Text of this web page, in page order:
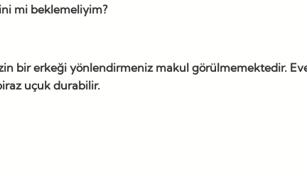
mi beklemeliyim?
bir erkeği yönlendirmeniz makul görülmemektedir.
uçuk durabilir.